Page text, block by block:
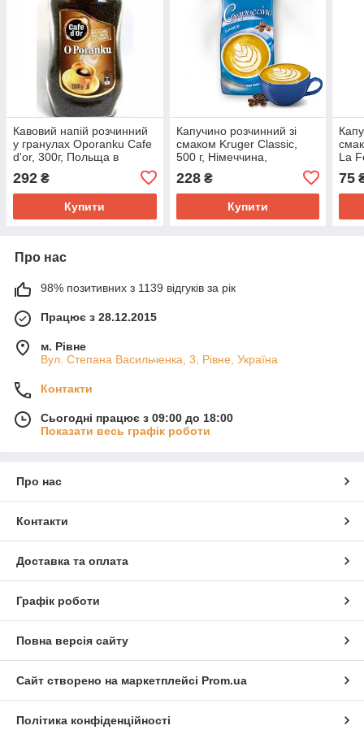
Кавовий напій розчинний
у гранулах Oporanku Cafe
d'or, 300г, Польща в
Опоранку
292 ₴
Купити
Капучино розчинний зі
смаком Kruger Classic,
500 г, Німеччина,
228₴
Купити
La
75
Про нас
98% позитивних з 1139 відгуків за рік
Працює з 28.12.2015
м. Рівне
Вул. Степана Васильченка, 3, Рівне, Україна
Контакти
Сьогодні працює з 09:00 до 18:00
Показати весь графік роботи
Про нас
Контакти
Доставка та оплата
Графік роботи
Повна версія сайту
Сайт створено на маркетплейсі Prom.ua
Політика конфіденційності